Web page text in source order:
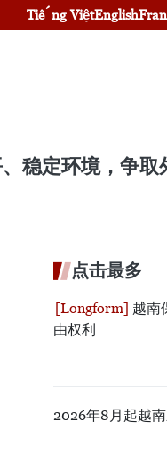
Tiếng ViệtEnglish
稳定环境，争
点击最多
越南
由权利
2026年8月起越